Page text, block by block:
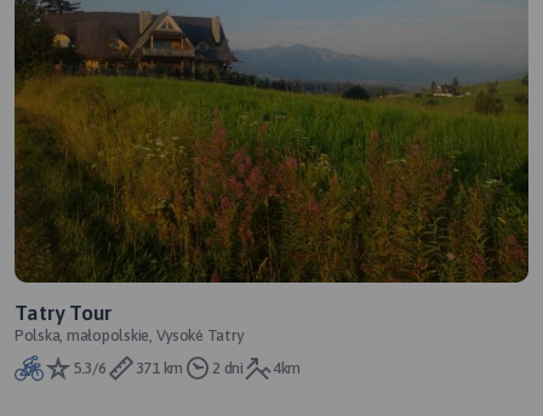
Tatry Tour
Polska, małopolskie, Vysoké Tatry
5.3/6
371 km 2 dni 4km